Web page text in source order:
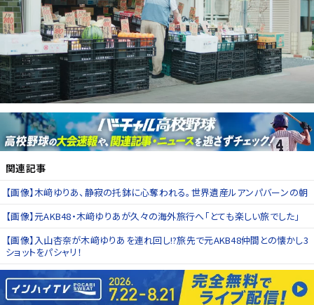
関連記事
【画像】木﨑ゆりあ、静寂の托鉢に心奪われる。世界遺産ルアンパバーンの朝
【画像】元AKB48・木﨑ゆりあが久々の海外旅行へ「とても楽しい旅でした」
【画像】入山杏奈が木﨑ゆりあを連れ回し!?旅先で元AKB48仲間との懐かし3
ショットをパシャリ！